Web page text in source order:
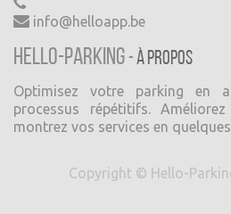
info@helloapp.be
Hello-Parking -À propos
Optimisez votre parking en
processus répétitifs.
montrez vos services en
Copyright © Hello-